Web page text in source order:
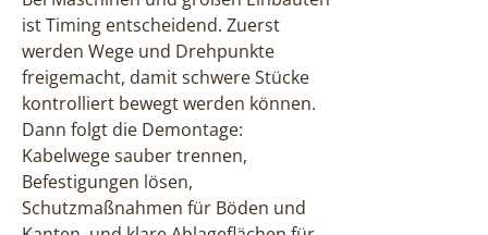
ist Timing entscheidend. Zuerst
werden Wege und Drehpunkte
freigemacht, damit schwere Stücke
kontrolliert bewegt werden können.
Dann folgt die Demontage:
Kabelwege sauber trennen,
Befestigungen lösen,
Schutzmaßnahmen für Böden und